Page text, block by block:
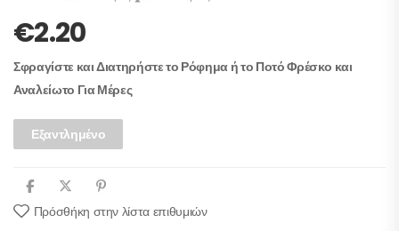
€2.20
Σφραγίστε και Διατηρήστε το Ρόφημα ή το Ποτό Φρέσκο και
Αναλείωτο Για Μέρες
Εξαντλημένο
Πρόσθήκη στην λίστα επιθυμιών